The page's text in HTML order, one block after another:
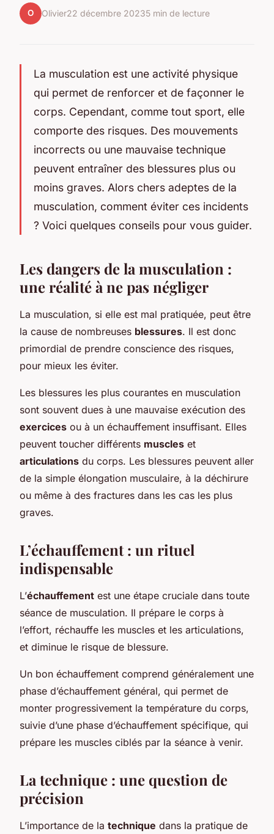
O Olivier22 décembre 20235 min de lecture
La musculation est une activité physique
qui permet de renforcer et de façonner le
corps. Cependant, comme tout sport, elle
comporte des risques. Des mouvements
incorrects ou une mauvaise technique
peuvent entraîner des blessures plus ou
moins graves. Alors chers adeptes de la
musculation, comment éviter ces incidents
? Voici quelques conseils pour vous guider.
Les dangers de la musculation :
une réalité à ne pas négliger
La musculation, si elle est mal pratiquée, peut être
la cause de nombreuses blessures. Il est donc
primordial de prendre conscience des risques,
pour mieux les éviter.
Les blessures les plus courantes en musculation
sont souvent dues à une mauvaise exécution des
exercices ou à un échauffement insuffisant. Elles
peuvent toucher différents muscles et
articulations du corps. Les blessures peuvent aller
de la simple élongation musculaire, à la déchirure
ou même à des fractures dans les cas les plus
graves.
L’échauffement : un rituel
indispensable
L’échauffement est une étape cruciale dans toute
séance de musculation. Il prépare le corps à
l’effort, réchauffe les muscles et les articulations,
et diminue le risque de blessure.
Un bon échauffement comprend généralement une
phase d’échauffement général, qui permet de
monter progressivement la température du corps,
suivie d’une phase d’échauffement spécifique, qui
prépare les muscles ciblés par la séance à venir.
La technique : une question de
précision
L’importance de la technique dans la pratique de